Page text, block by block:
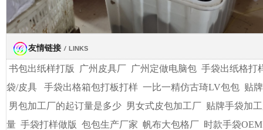
友情链接 / LINKS
书包出纸样打版 广州皮具厂 广州定做电脑包 手袋出纸格打
袋/皮具
手袋出格箱包打板打样 一比一精仿古琦LV包包 贴
男包加工厂的起订量是多少 男女式皮包加工厂 贴牌手袋加
量 手袋打样做版 包包生产厂家 帆布大包格厂 时款手袋OEM